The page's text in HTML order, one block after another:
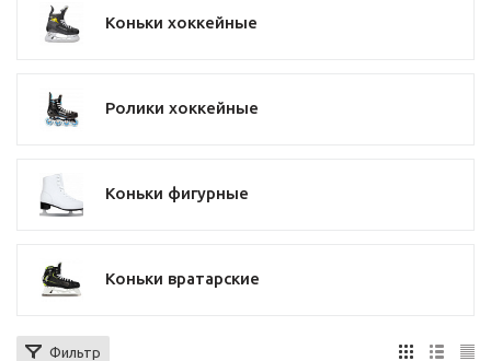
Коньки хоккейные
Ролики хоккейные
Коньки фигурные
Коньки вратарские
Фильтр